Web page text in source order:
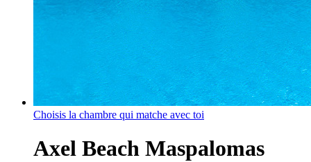
Choisis la chambre qui matche avec toi
Axel Beach Maspalomas